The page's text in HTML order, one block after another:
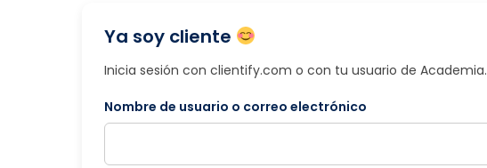
Ya soy cliente
Inicia sesión con clientify.com o con tu usuario de Academia.
Nombre de usuario o correo electrónico